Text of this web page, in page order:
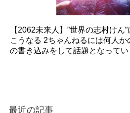
【2062未来人】”世界の志村けん
こうなる 2ちゃんねるには何人か
の書き込みをして話題となって
最近の記事